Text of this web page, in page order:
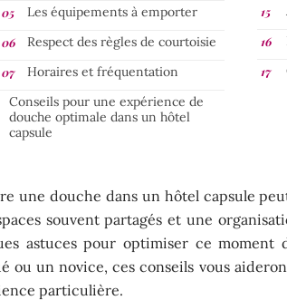
Les équipements à emporter
Respect des règles de courtoisie
Horaires et fréquentation
Conseils pour une expérience de
douche optimale dans un hôtel
capsule
une douche dans un hôtel capsule
souvent partagés et une
astuces pour optimiser ce moment
ou un novice, ces conseils vous
particulière.